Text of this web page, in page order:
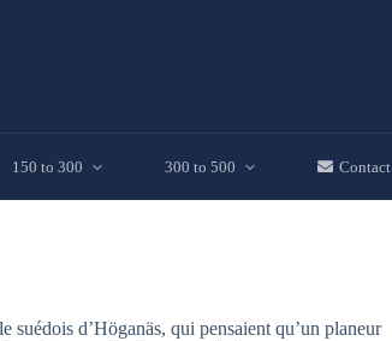
150 to 300 300 to 500 Contact
d’Höganäs, qui pensaient qu’un planeur